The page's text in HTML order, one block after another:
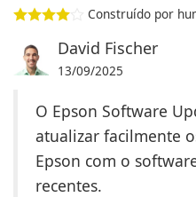
Construído por
David Fischer
13/09/2025
O Epson Software
atualizar facilmente
Epson com o
recentes.